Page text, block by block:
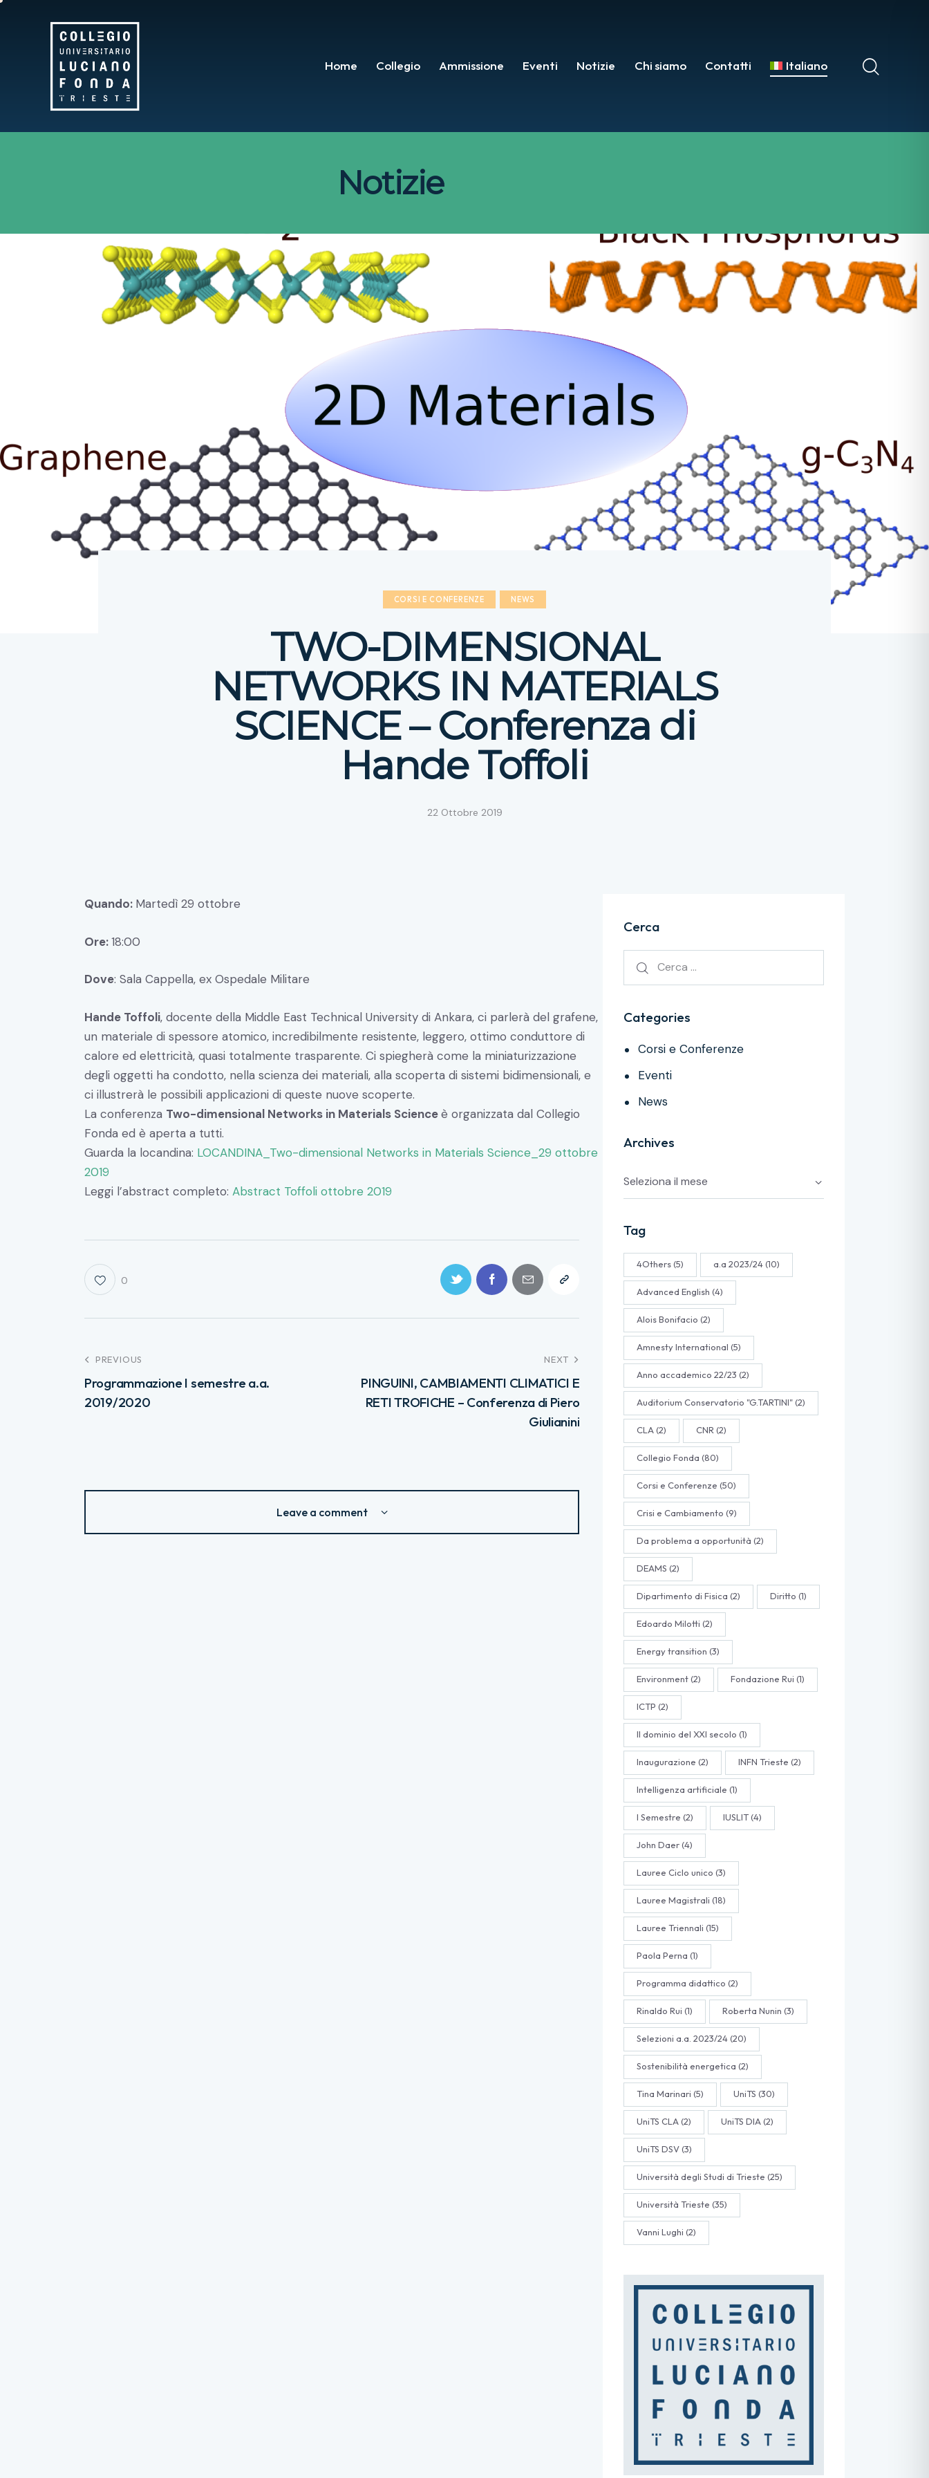
Home Collegio Ammissione Eventi Notizie Chi siamo Contatti Italiano
Notizie
CORSI E CONFERENZE NEWS
TWO-DIMENSIONAL
NETWORKS IN MATERIALS
SCIENCE – Conferenza di
Hande Toffoli
22 Ottobre 2019
Quando: Martedì 29 ottobre
Ore:18:00
Dove: Sala Cappella, ex Ospedale Militare
Hande Toffoli, docente della Middle East Technical University di Ankara, ci parlerà del grafene,
un materiale di spessore atomico, incredibilmente resistente, leggero, ottimo conduttore di
calore ed elettricità, quasi totalmente trasparente. Ci spiegherà come la miniaturizzazione
degli oggetti ha condotto, nella scienza dei materiali, alla scoperta di sistemi bidimensionali, e
ci illustrerà le possibili applicazioni di queste nuove scoperte.
La conferenza Two-dimensional Networks in Materials Scienceè organizzata dal Collegio
Fonda ed è aperta a tutti.
Guarda la locandina: LOCANDINA_Two-dimensional Networks in Materials Science_29 ottobre
2019
Leggi l’abstract completo: Abstract Toffoli ottobre 2019
0
PREVIOUS
Programmazione I semestre a.a.
2019/2020
NEXT
PINGUINI, CAMBIAMENTI CLIMATICI E
RETI TROFICHE – Conferenza di Piero
Giulianini
Leave a comment
Cerca
Categories
Corsi e Conferenze
Eventi
News
Archives
Tag
4Others(5) a.a 2023/24(10)
Advanced English (4)
Alois Bonifacio (2)
Amnesty International (5)
Anno accademico 22/23 (2)
Auditorium Conservatorio "G.TARTINI"(2)
CLA(2) CNR(2)
Collegio Fonda (80)
Corsi e Conferenze (50)
Crisi e Cambiamento (9)
Da problema a opportunità (2)
DEAMS (2)
Dipartimento di Fisica (2) Diritto (1)
Edoardo Milotti (2)
Energy transition (3)
Environment(2) Fondazione Rui (1)
ICTP (2)
Il dominio del XXI secolo (1)
Inaugurazione (2) INFN Trieste (2)
Intelligenza artificiale (1)
I Semestre (2) IUSLIT(4)
John Daer(4)
Lauree Ciclo unico (3)
Lauree Magistrali (18)
Lauree Triennali (15)
Paola Perna (1)
Programma didattico (2)
Rinaldo Rui (1) Roberta Nunin (3)
Selezioni a.a. 2023/24(20)
Sostenibilità energetica (2)
Tina Marinari (5) UniTS (30)
UniTS CLA(2) UniTS DIA(2)
UniTS DSV(3)
Università degli Studi di Trieste (25)
Università Trieste (35)
Vanni Lughi (2)